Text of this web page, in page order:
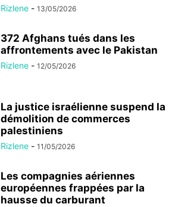
Rizlene - 13/05/2026
372 Afghans tués dans les
affrontements avec le Pakistan
Rizlene - 12/05/2026
La justice israélienne suspend la
démolition de commerces
palestiniens
Rizlene - 11/05/2026
Les compagnies aériennes
européennes frappées par la
hausse du carburant